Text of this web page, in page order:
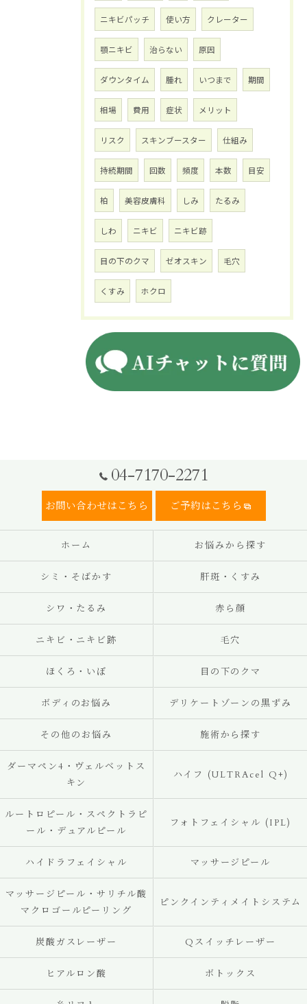
ニキビパッチ 使い方 クレーター
顎ニキビ 治らない 原因
ダウンタイム 腫れ いつまで 期間
相場 費用 症状 メリット
リスク スキンブースター 仕組み
持続期間 回数 頻度 本数 目安
柏 美容皮膚科 しみ たるみ
しわ ニキビ ニキビ跡
目の下のクマ ゼオスキン 毛穴
くすみ ホクロ
04-7170-2271
お問い合わせはこちら ご予約はこちら
ホーム お悩みから探す
シミ・そばかす 肝斑・くすみ
シワ・たるみ 赤ら顔
ニキビ・ニキビ跡 毛穴
ほくろ・いぼ 目の下のクマ
ボディのお悩み デリケートゾーンの黒ずみ
その他のお悩み 施術から探す
ダーマペン4・ヴェルベットス
キン
ハイフ (ULTRAcel Q+)
ルートロピール・スペクトラピ
ール・デュアルピール
フォトフェイシャル (IPL)
ハイドラフェイシャル マッサージピール
マッサージピール・サリチル酸
マクロゴールピーリング
ピンクインティメイトシステム
炭酸ガスレーザー Qスイッチレーザー
ヒアルロン酸 ボトックス